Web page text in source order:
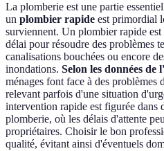
La plomberie est une partie
un plombier rapide est primordial
surviennent. Un plombier rapide
délai pour résoudre des problèmes
canalisations bouchées ou encore
inondations. Selon les données de
ménages font face à des problèmes
relevant parfois d'une situation
intervention rapide est figurée dans
plomberie, où les délais d'attente
propriétaires. Choisir le bon
qualité, évitant ainsi d'éventuels